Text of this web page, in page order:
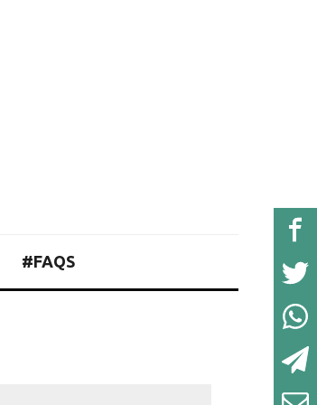
#FAQS